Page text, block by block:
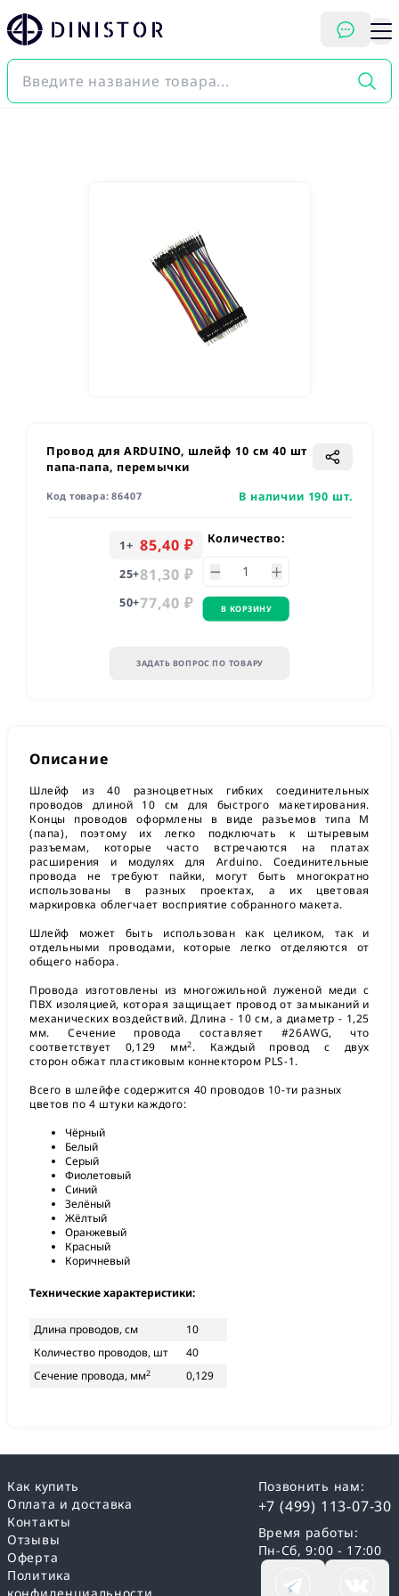
DINISTOR
Провод для ARDUINO, шлейф 10 см 40 шт
папа-папа, перемычки
Код товара:86407 В наличии 190 шт.
1+ 85,40 ₽
25+81,30 ₽
50+77,40 ₽
Количество:
В КОРЗИНУ
ЗАДАТЬ ВОПРОС ПО ТОВАРУ
Описание
Шлейф из 40 разноцветных гибких соединительных
проводов длиной 10 см для быстрого макетирования.
Концы проводов оформлены в виде разъемов типа M
(папа), поэтому их легко подключать к штыревым
разъемам, которые часто встречаются на платах
расширения и модулях для Arduino. Соединительные
провода не требуют пайки, могут быть многократно
использованы в разных проектах, а их цветовая
маркировка облегчает восприятие собранного макета.
Шлейф может быть использован как целиком, так и
отдельными проводами, которые легко отделяются от
общего набора.
Провода изготовлены из многожильной луженой меди с
ПВХ изоляцией, которая защищает провод от замыканий и
механических воздействий. Длина - 10 см, а диаметр - 1,25
мм. Сечение провода составляет #26AWG, что
соответствует 0,129 мм2. Каждый провод с двух
сторон обжат пластиковым коннектором PLS-1.
Всего в шлейфе содержится 40 проводов 10-ти разных
цветов по 4 штуки каждого:
Чёрный
Белый
Серый
Фиолетовый
Синий
Зелёный
Жёлтый
Оранжевый
Красный
Коричневый
Технические характеристики:
Длина проводов, см
10
Количество проводов, шт
40
Сечение провода, мм2 0,129
Как купить
Оплата и доставка
Контакты
Отзывы
Оферта
Политика
Позвонить нам:
+7 (499) 113-07-30
Время работы:
Пн-Сб, 9:00 - 17:00